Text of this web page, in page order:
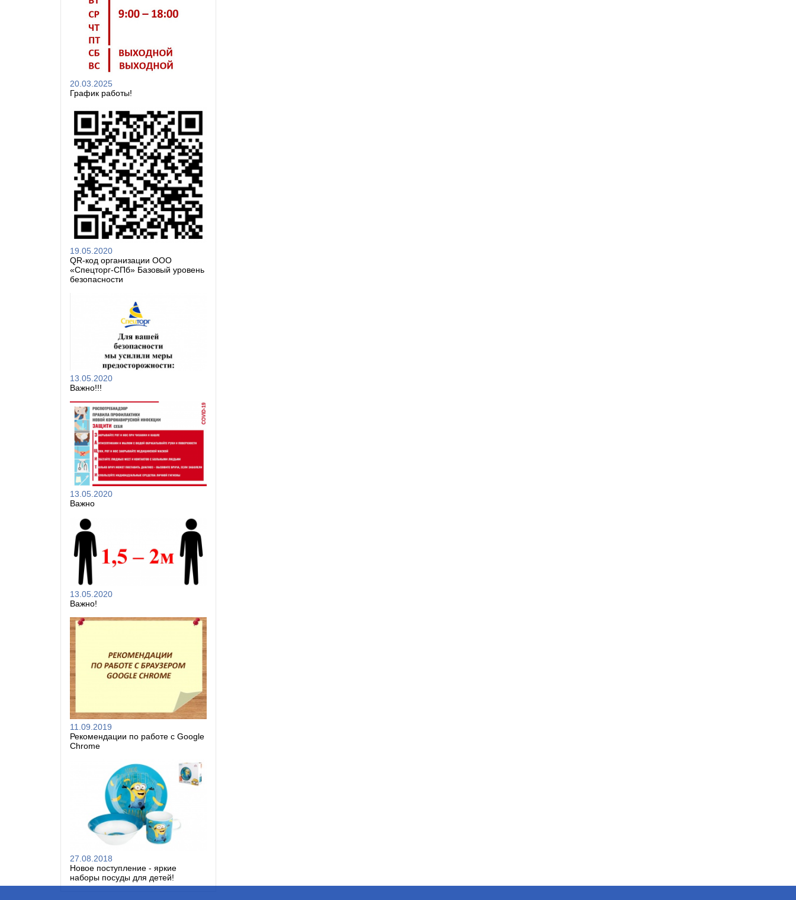
20.03.2025
График работы!
19.05.2020
QR-код организации ООО
«Спецторг-СПб» Базовый уровень
безопасности
13.05.2020
Важно!!!
13.05.2020
Важно
13.05.2020
Важно!
11.09.2019
Рекомендации по работе с Google
Chrome
27.08.2018
Новое поступление - яркие
наборы посуды для детей!